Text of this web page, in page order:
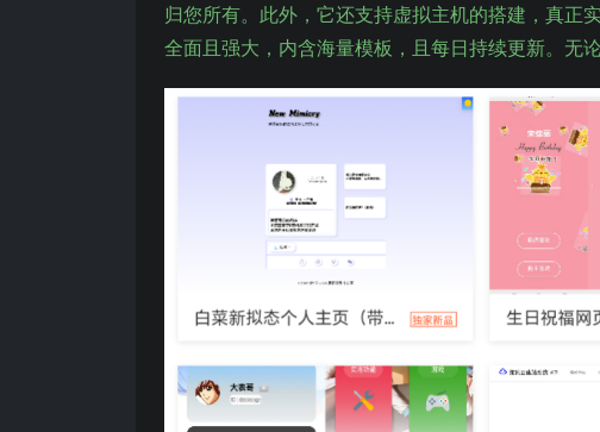
归您所有。此外，它还支持虚拟主机的搭建，真正
全面且强大，内含海量模板，且每日持续更新。无